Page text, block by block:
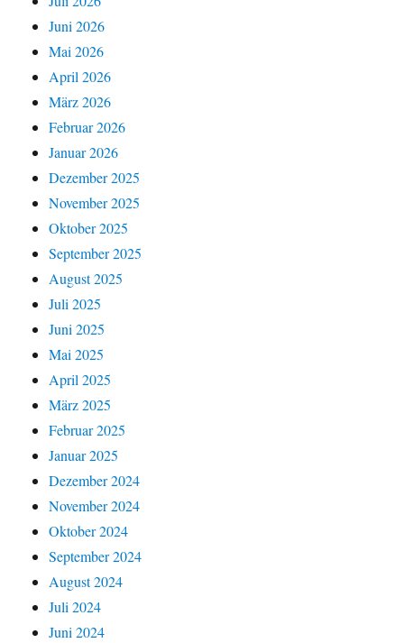
Juni 2026
Mai 2026
April 2026
März 2026
Februar 2026
Januar 2026
Dezember 2025
November 2025
Oktober 2025
September 2025
August 2025
Juli 2025
Juni 2025
Mai 2025
April 2025
März 2025
Februar 2025
Januar 2025
Dezember 2024
November 2024
Oktober 2024
September 2024
August 2024
Juli 2024
Juni 2024